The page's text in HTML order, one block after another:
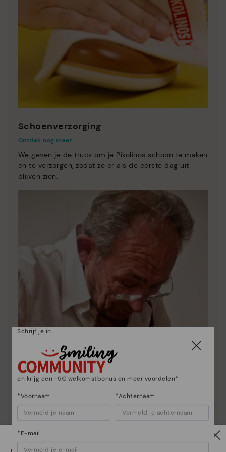
Schoenverzorging
Ontdek nog meer
We geven je de trucs om je Pikolinos schoon te maken
en te verzorgen, zodat ze er als de eerste dag uit
blijven zien.
Schrijf je in
en krijg een -5€ welkomstbonus en meer voordelen*
*Voornaam *Achternaam
*E-mail